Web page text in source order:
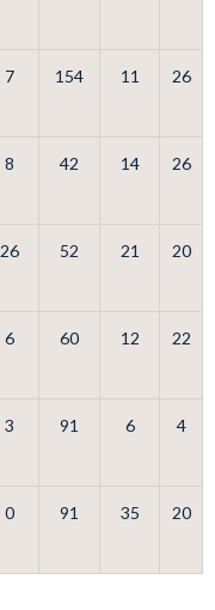
7 154 11 26
8 42 14 26
26 52 21 20
6 60 12 22
3 91 6 4
0 91 35 20